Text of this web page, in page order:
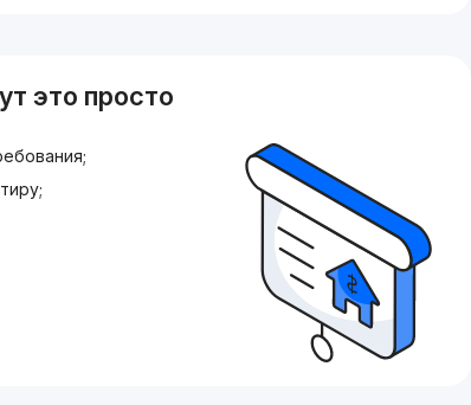
это просто